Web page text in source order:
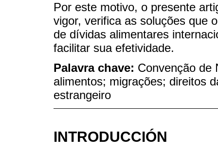
Por este motivo, o presente
vigor, verifica as soluções que
de dívidas alimentares
facilitar sua efetividade.
Palavra chave: Convenção de
alimentos; migrações; direitos
estrangeiro
INTRODUCCIÓN